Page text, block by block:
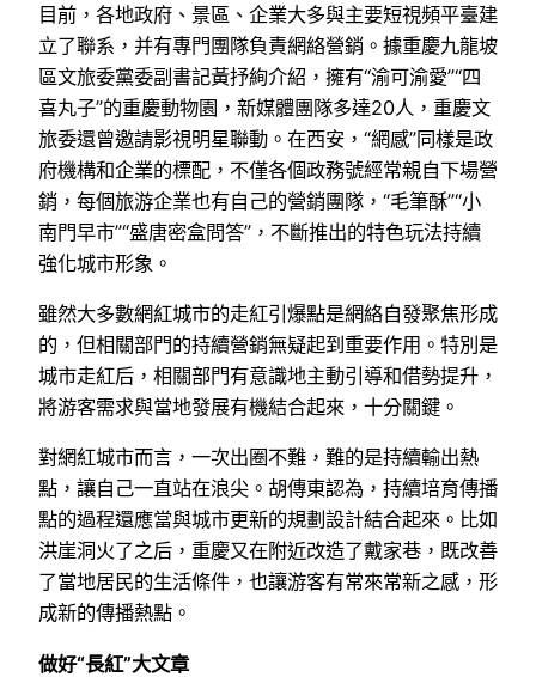
目前，各地政府、景區、企業大多與主要短視頻平臺建
立了聯系，并有專門團隊負責網絡營銷。據重慶九龍坡
區文旅委黨委副書記黃抒絢介紹，擁有“渝可渝愛”“四
喜丸子”的重慶動物園，新媒體團隊多達20人，重慶文
旅委還曾邀請影視明星聯動。在西安，“網感”同樣是政
府機構和企業的標配，不僅各個政務號經常親自下場營
銷，每個旅游企業也有自己的營銷團隊，“毛筆酥”“小
南門早市”“盛唐密盒問答”，不斷推出的特色玩法持續
強化城市形象。
雖然大多數網紅城市的走紅引爆點是網絡自發聚焦形成
的，但相關部門的持續營銷無疑起到重要作用。特別是
城市走紅后，相關部門有意識地主動引導和借勢提升，
將游客需求與當地發展有機結合起來，十分關鍵。
對網紅城市而言，一次出圈不難，難的是持續輸出熱
點，讓自己一直站在浪尖。胡傳東認為，持續培育傳播
點的過程還應當與城市更新的規劃設計結合起來。比如
洪崖洞火了之后，重慶又在附近改造了戴家巷，既改善
了當地居民的生活條件，也讓游客有常來常新之感，形
成新的傳播熱點。
做好“長紅”大文章